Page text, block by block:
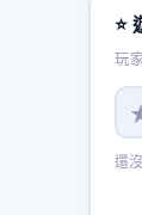
⭐
玩
還